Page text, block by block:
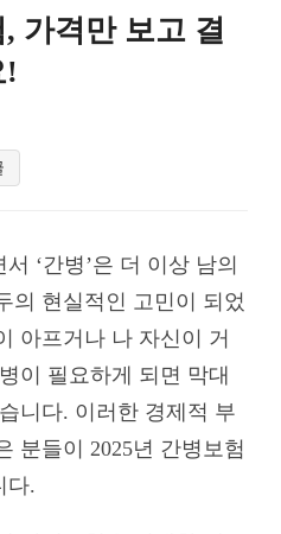
가격만 보고 결
!
‘간병’은 더 이상 남의
의 현실적인 고민이 되었
아프거나 나 자신이 거
이 필요하게 되면 막대
니다. 이러한 경제적 부
분들이 2025년 간병보험
다.